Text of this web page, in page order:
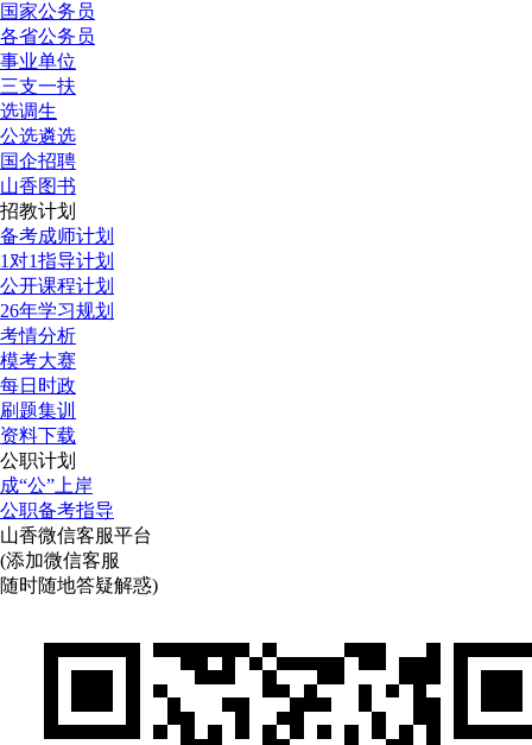
国家公务员
各省公务员
事业单位
三支一扶
选调生
公选遴选
国企招聘
山香图书
招教计划
备考成师计划
1对1指导计划
公开课程计划
26年学习规划
考情分析
模考大赛
每日时政
刷题集训
资料下载
公职计划
成“公”上岸
公职备考指导
山香微信客服平台
(添加微信客服
随时随地答疑解惑)